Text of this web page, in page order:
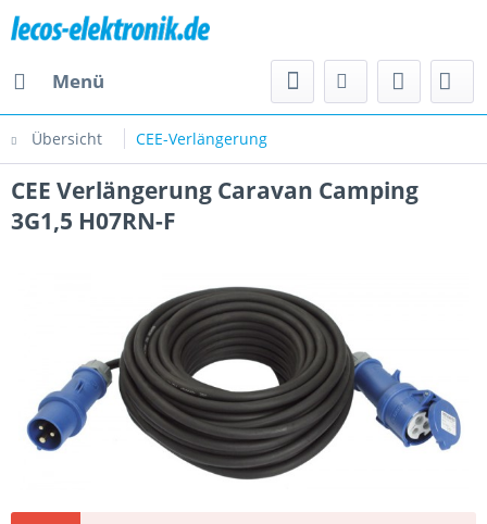
Menü
Übersicht CEE-Verlängerung
CEE Verlängerung Caravan Camping
3G1,5 H07RN-F